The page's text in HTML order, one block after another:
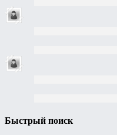
Быстрый поиск